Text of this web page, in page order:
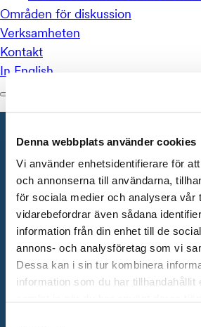
Denna webbplats använder cookies
Vi använder enhetsidentifierare för
och annonserna till användarna,
för sociala medier och analysera vår
vidarebefordrar även sådana
information från din enhet till de
annons- och analysföretag som vi
Dessa kan i sin tur kombinera
information som du har tillhandahållit
Byggbranschens
utbildningscenter